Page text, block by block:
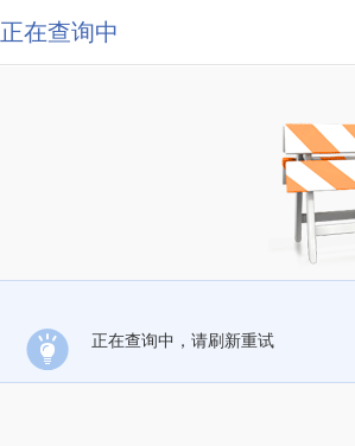
正在查询中
正在查询中，请刷新重试